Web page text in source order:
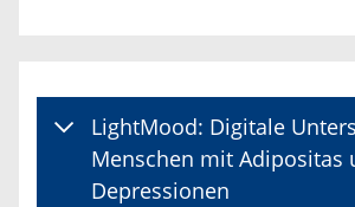
LightMood: Digitale
Menschen mit Adipositas
Depressionen